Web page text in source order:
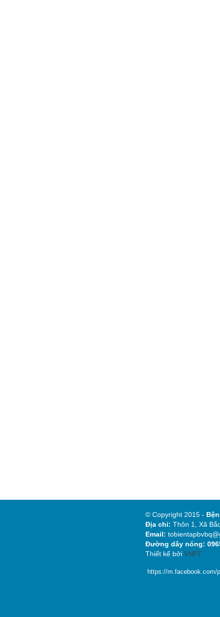
© Copyright 2015 -
Địa chỉ: Thôn 1, Xã
Email:
Đường dây nóng:
Thiết kế bởi VNPT
https://m.facebook.com/